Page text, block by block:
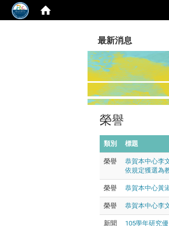
最新消息
榮譽
類別 標題
榮譽
恭賀本中心李
依規定獲選為
榮譽 恭賀本中心黃
榮譽 恭賀本中心李
新聞 105學年研究